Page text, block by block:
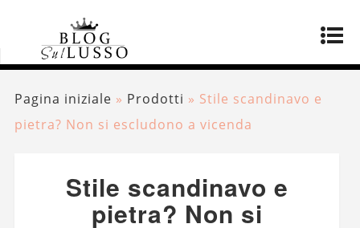
Pagina iniziale » Prodotti » Stile scandinavo e
pietra? Non si escludono a vicenda
Stile scandinavo e
pietra? Non si